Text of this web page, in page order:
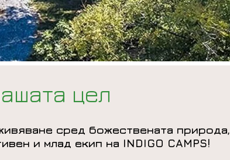
цел
сред божествената природа,
и млад екип на INDIGO CAMPS!